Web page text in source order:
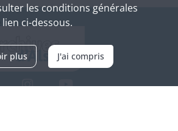
les conditions générales
ci-dessous.
plus J'ai compris